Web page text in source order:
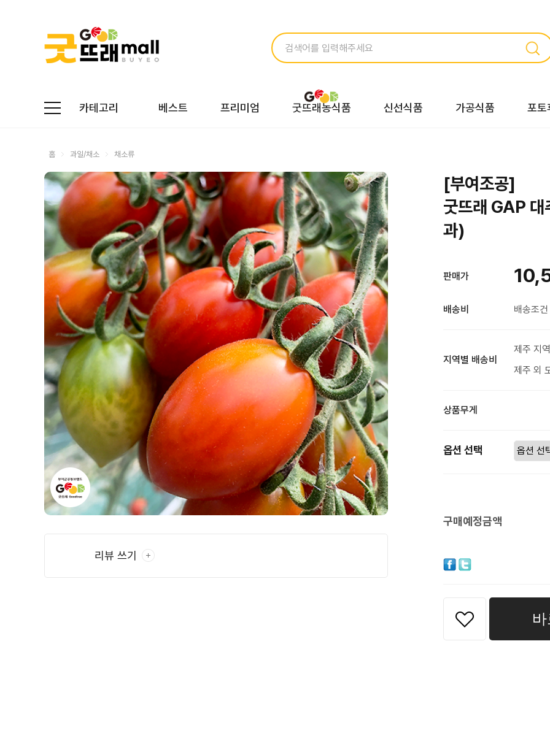
카테고리 베스트 프리미엄 굿뜨래농식품 신선식품 가공식품 포토
홈 과일/채소 채소류
리뷰 쓰기
[부여조공]
굿뜨래 GAP
과)
판매가
배송비 배송조
지역별 배송비
제주 지
제주 외
상품무게
옵션 선택
구매예정금액